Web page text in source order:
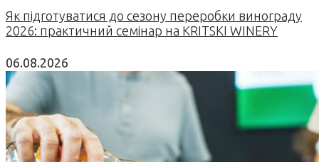
Як підготуватися до сезону переробки винограду
2026: практичний семінар на KRITSKI WINERY
06.08.2026